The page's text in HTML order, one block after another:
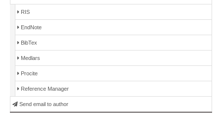
RIS
EndNote
BibTex
Medlars
Procite
Reference Manager
Send email to author